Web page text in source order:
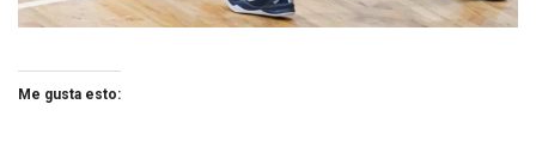
Me gusta esto: